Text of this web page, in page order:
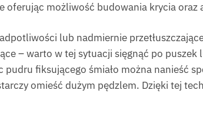
oferując możliwość budowania krycia oraz
lub nadmiernie
– warto w tej sytuacji sięgnąć po
fiksującego śmiało można nanieść
omieść dużym pędzlem. Dzięki tej